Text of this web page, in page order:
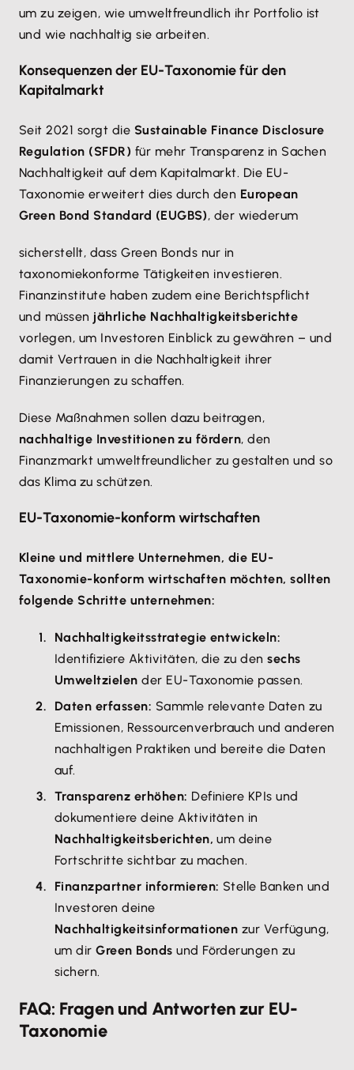
um zu zeigen, wie umweltfreundlich ihr Portfolio ist
und wie nachhaltig sie arbeiten.
Konsequenzen der EU-Taxonomie für den
Kapitalmarkt
Seit 2021 sorgt die Sustainable Finance Disclosure
Regulation (SFDR) für mehr Transparenz in Sachen
Nachhaltigkeit auf dem Kapitalmarkt. Die EU-
Taxonomie erweitert dies durch den European
Green Bond Standard (EUGBS), der wiederum
sicherstellt, dass Green Bonds nur in
taxonomiekonforme Tätigkeiten investieren.
Finanzinstitute haben zudem eine Berichtspflicht
und müssen jährliche Nachhaltigkeitsberichte
vorlegen, um Investoren Einblick zu gewähren – und
damit Vertrauen in die Nachhaltigkeit ihrer
Finanzierungen zu schaffen.
Diese Maßnahmen sollen dazu beitragen,
nachhaltige Investitionen zu fördern, den
Finanzmarkt umweltfreundlicher zu gestalten und so
das Klima zu schützen.
EU-Taxonomie-konform wirtschaften
Kleine und mittlere Unternehmen, die EU-
Taxonomie-konform wirtschaften möchten, sollten
folgende Schritte unternehmen:
Nachhaltigkeitsstrategie entwickeln:
Identifiziere Aktivitäten, die zu densechs
Umweltzielen der EU-Taxonomie passen.
Daten erfassen: Sammle relevante Daten zu
Emissionen, Ressourcenverbrauch und anderen
nachhaltigen Praktiken und bereite die Daten
auf.
Transparenz erhöhen: Definiere KPIs und
dokumentiere deine Aktivitäten in
Nachhaltigkeitsberichten, um deine
Fortschritte sichtbar zu machen.
Finanzpartner informieren: Stelle Banken und
Investoren deine
Nachhaltigkeitsinformationen zur Verfügung,
um dirGreen Bonds und Förderungen zu
sichern.
FAQ: Fragen und Antworten zur EU-
Taxonomie